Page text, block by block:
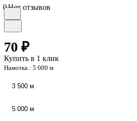
0Нет отзывов
70 ₽
Купить в 1 клик
Намотка : 5 000 м
3 500 м
5 000 м